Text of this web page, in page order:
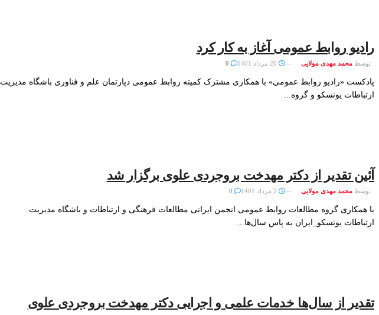
رادیو روابط عمومی آغاز به کار کرد
توسط محمد مهدی مولایی
پادکست «رادیو روابط عمومی» با همکاری مشترک کمیته روابط عمومی دپارتمان علم و فناوری باشگاه مدیریت
ارتباطات یونسکو و گروه...
آئین تقدیر از دکتر مهدخت بروجردی علوی برگزار شد
توسط محمد مهدی مولایی
با همکاری گروه مطالعات روابط عمومی انجمن ایرانی مطالعات فرهنگی و ارتباطات و باشگاه مدیریت
ارتباطات یونسکو_ایران به پاس سال‌ها...
تقدیر از سال‌ها خدمات علمی و اجرایی دکتر مهدخت بروجردی علوی